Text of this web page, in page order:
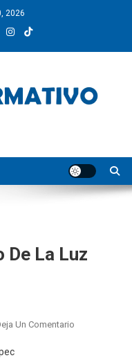
2026
De La Luz
Un ComentarioEn